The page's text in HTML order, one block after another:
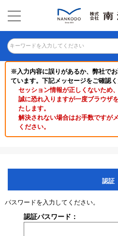
キーワードを入力してください
※入力内容に誤りがあるか、弊社で
ています。下記メッセージをご確認く
セッション情報が正しくないため
誠に恐れ入りますが一度ブラウザ
たします。
解決されない場合はお手数ですが
ください。
認証
パスワードを入力してください。
認証パスワード：